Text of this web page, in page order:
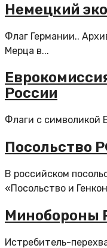
Немецкий
Флаг Германии..
Мерца в...
России
Флаги с символикой
Посольство
В российском
«Посольство и
Минобороны
Истребитель-